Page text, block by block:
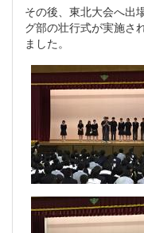
その後、東北大会へ出
グ部の壮行式が実施さ
ました。